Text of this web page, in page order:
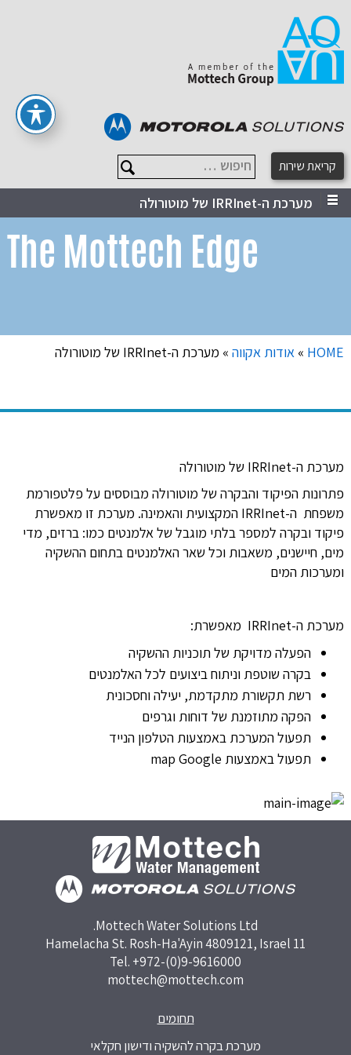
קריאת שירות חיפוש …
מערכת ה-IRRInet של מוטורולה
The Mottech Edge
HOME
» אודות אקווה» מערכת ה-IRRInet של מוטורולה
מערכת ה-IRRInet של מוטורולה
פתרונות הפיקוד והבקרה של מוטורולה מבוססים על פלטפורמת
משפחת ה-IRRInet המקצועית והאמינה. מערכת זו מאפשרת
פיקוד ובקרה למספר בלתי מוגבל של אלמנטים כמו: ברזים, מדי
מים, חיישנים, משאבות וכל שאר האלמנטים בתחום ההשקיה
ומערכות המים
מערכת ה-IRRInet מאפשרת:
הפעלה מדויקת של תוכניות ההשקיה
בקרה שוטפת וניתוח ביצועים לכל האלמנטים
רשת תקשורת מתקדמת, יעילה וחסכונית
הפקה מתוזמנת של דוחות וגרפים
תפעול המערכת באמצעות הטלפון הנייד
תפעול באמצעות map Google‏
Mottech Water Solutions Ltd.
11 Hamelacha St. Rosh-Ha'Ayin 4809121, Israel
Tel. +972-(0)9-9616000
mottech@mottech.com
תחומים
מערכת בקרה להשקיה ודישון חקלאי